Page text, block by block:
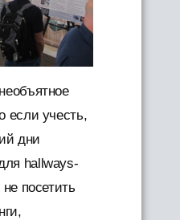
если учесть,
дни
hallways-
посетить